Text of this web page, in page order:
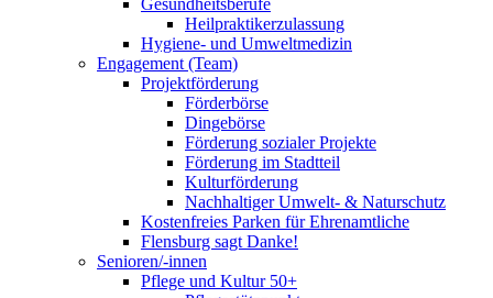
Gesundheitsberufe
Heilpraktikerzulassung
Hygiene- und Umweltmedizin
Engagement (Team)
Projektförderung
Förderbörse
Dingebörse
Förderung sozialer Projekte
Förderung im Stadtteil
Kulturförderung
Nachhaltiger Umwelt- & Naturschutz
Kostenfreies Parken für Ehrenamtliche
Flensburg sagt Danke!
Senioren/-innen
Pflege und Kultur 50+